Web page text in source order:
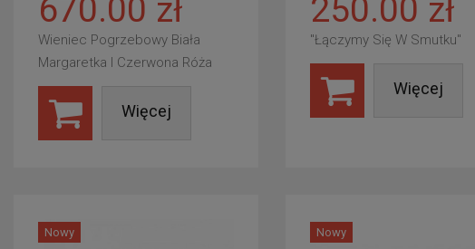
670.00 zł
Wieniec Pogrzebowy Biała
Margaretka I Czerwona Róża
Więcej
250.00 zł
"Łączymy Się W Smutku"
Więcej
Nowy Nowy